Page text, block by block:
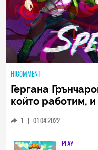
HICOMMENT
Гергана
който работим,
трябва да
(ИНТЕРВЮ)
1 01.04.2022
PLAY